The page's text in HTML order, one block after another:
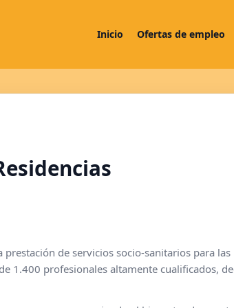
Inicio Ofertas de empleo
prestación de servicios socio-sanitarios para
1.400 profesionales altamente cualificados,